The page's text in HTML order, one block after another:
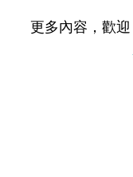
更多內容，歡迎